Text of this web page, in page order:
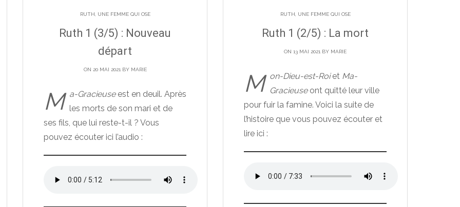
RUTH, UNE FEMME QUI OSE
Ruth 1 (3/5) : Nouveau
départ
ON 20 MAI 2021 BY MARIE
M a-Gracieuseest en deuil. Après
les morts de son mari et de
ses fils, que lui reste-t-il ? Vous
pouvez écouter ici l’audio :
RUTH, UNE FEMME QUI OSE
Ruth 1 (2/5) : La mort
ON 13 MAI 2021 BY MARIE
M on-Dieu-est-Roiet Ma-
Gracieuseont quitté leur ville
pour fuir la famine. Voici la suite de
l’histoire que vous pouvez écouter et
lire ici :